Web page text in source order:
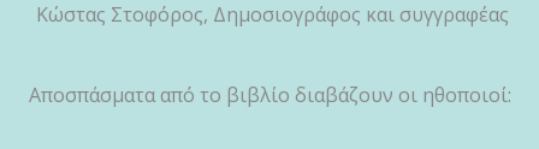
Κώστας Στοφόρος, Δημοσιογράφος και συγγραφέας
Αποσπάσματα από το βιβλίο διαβάζουν οι ηθοποιοί: